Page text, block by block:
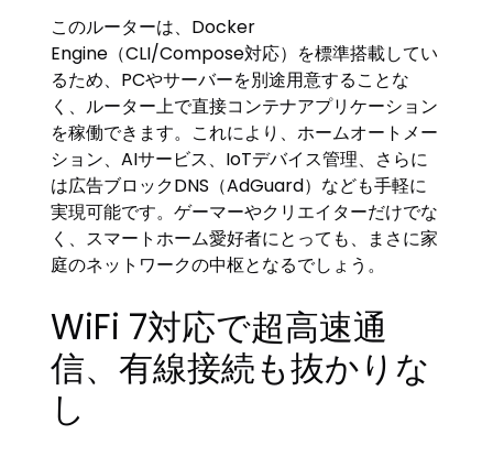
このルーターは、Docker
Engine（CLI/Compose対応）を標準搭載してい
るため、PCやサーバーを別途用意することな
く、ルーター上で直接コンテナアプリケーション
を稼働できます。これにより、ホームオートメー
ション、AIサービス、IoTデバイス管理、さらに
は広告ブロックDNS（AdGuard）なども手軽に
実現可能です。ゲーマーやクリエイターだけでな
く、スマートホーム愛好者にとっても、まさに家
庭のネットワークの中枢となるでしょう。
WiFi 7対応で超高速通
信、有線接続も抜かりな
し